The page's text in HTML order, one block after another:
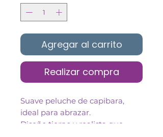
Agregar al carrito
Realizar compra
Suave peluche de capibara,
ideal para abrazar.
Diseño tierno y realista que